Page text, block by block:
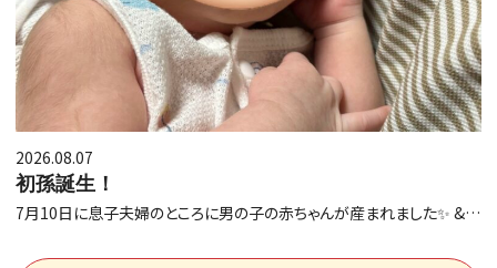
2026.08.07
初孫誕生！
7月10日に息子夫婦のところに男の子の赤ちゃんが産まれました✨ &…